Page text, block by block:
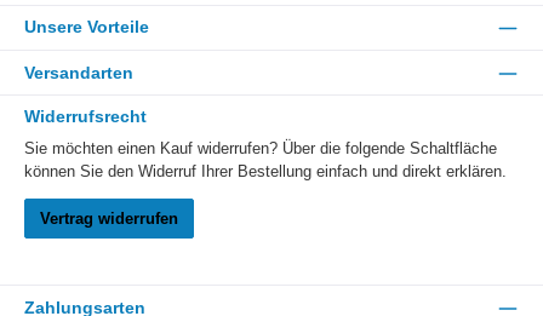
Unsere Vorteile
Versandarten
Widerrufsrecht
Sie möchten einen Kauf widerrufen? Über die folgende Schaltfläche
können Sie den Widerruf Ihrer Bestellung einfach und direkt erklären.
Vertrag widerrufen
Zahlungsarten